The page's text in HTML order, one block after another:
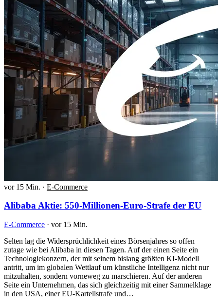
vor 15 Min. · E-Commerce
Alibaba Aktie: 550-Millionen-Euro-Strafe der EU
E-Commerce · vor 15 Min.
Selten lag die Widersprüchlichkeit eines Börsenjahres so offen
zutage wie bei Alibaba in diesen Tagen. Auf der einen Seite ein
Technologiekonzern, der mit seinem bislang größten KI-Modell
antritt, um im globalen Wettlauf um künstliche Intelligenz nicht nur
mitzuhalten, sondern vorneweg zu marschieren. Auf der anderen
Seite ein Unternehmen, das sich gleichzeitig mit einer Sammelklage
in den USA, einer EU-Kartellstrafe und…